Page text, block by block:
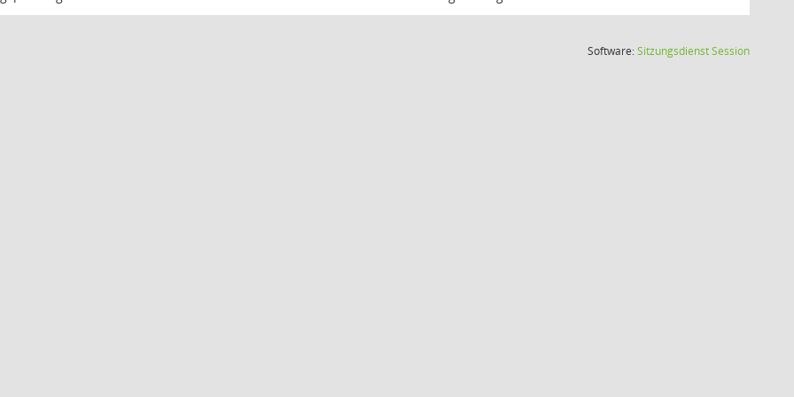
Software:SitzungsdienstSession(Wird in